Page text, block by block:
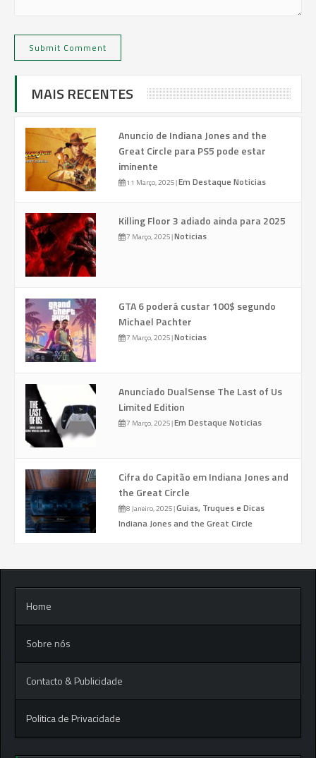
MAIS RECENTES
Anuncio de Indiana Jones and the
Great Circle para PS5 pode estar
iminente
11 Março, 2025|Em Destaque Noticias
Killing Floor 3 adiado ainda para 2025
7 Março, 2025|Noticias
GTA 6 poderá custar 100$ segundo
Michael Pachter
7 Março, 2025|Noticias
Anunciado DualSense The Last of Us
Limited Edition
7 Março, 2025|Em Destaque Noticias
Cifra do Capitão em Indiana Jones and
the Great Circle
8 Janeiro, 2025|Guias, Truques e Dicas
Indiana Jones and the Great Circle
Home
Sobre nós
Contacto & Publicidade
Politica de Privacidade